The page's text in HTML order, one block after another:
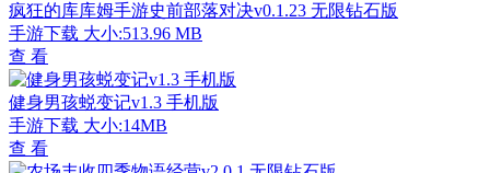
疯狂的库库姆手游史前部落对决v0.1.23 无限钻石版
手游下载 大小:513.96 MB
查 看
健身男孩蜕变记v1.3 手机版
手游下载 大小:14MB
查 看